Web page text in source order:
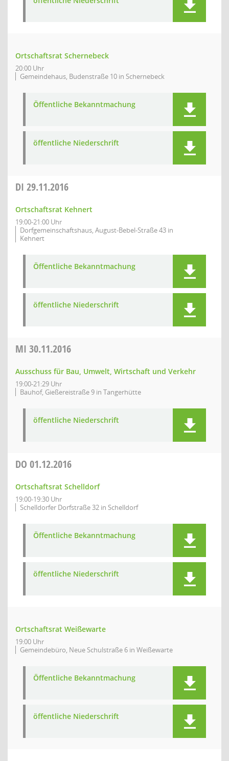
Ortschaftsrat Schernebeck
20:00 Uhr
Gemeindehaus, Budenstraße 10 in Schernebeck
Öffentliche Bekanntmachung
öffentliche Niederschrift
DI 29.11.2016
Ortschaftsrat Kehnert
19:00-21:00 Uhr
Dorfgemeinschaftshaus, August-Bebel-Straße 43 in
Kehnert
Öffentliche Bekanntmachung
öffentliche Niederschrift
MI 30.11.2016
Ausschuss für Bau, Umwelt, Wirtschaft und Verkehr
19:00-21:29 Uhr
Bauhof, Gießereistraße 9 in Tangerhütte
öffentliche Niederschrift
DO 01.12.2016
Ortschaftsrat Schelldorf
19:00-19:30 Uhr
Schelldorfer Dorfstraße 32 in Schelldorf
Öffentliche Bekanntmachung
öffentliche Niederschrift
Ortschaftsrat Weißewarte
19:00 Uhr
Gemeindebüro, Neue Schulstraße 6 in Weißewarte
Öffentliche Bekanntmachung
öffentliche Niederschrift